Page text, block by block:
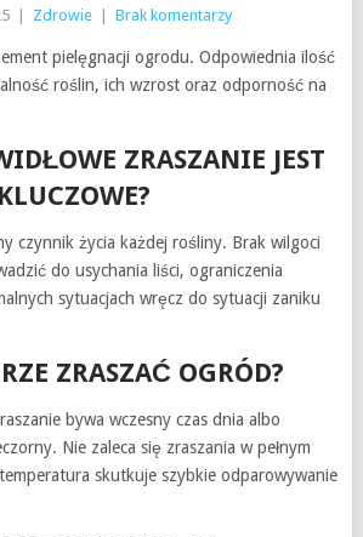
Zdrowie Brak komentarzy
pielęgnacji ogrodu. Odpowiednia ilość
roślin, ich wzrost oraz odporność na
ZRASZANIE JEST
czynnik życia każdej rośliny. Brak wilgoci
do usychania liści, ograniczenia
sytuacjach wręcz do sytuacji zaniku
ZRASZAĆ OGRÓD?
bywa wczesny czas dnia albo
Nie zaleca się zraszania w pełnym
skutkuje szybkie odparowywanie